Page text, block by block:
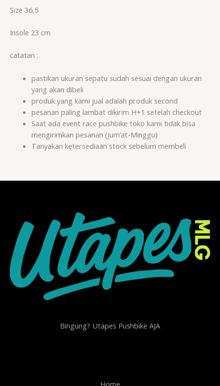
Size 36,5
Insole 23 cm
catatan :
pastikan ukuran sepatu sudah sesuai dengan ukuran
yang akan dibeli
produk yang kami jual adalah produk second
pesanan paling lambat dikirim H+1 setelah checkout
Saat ada event race pushbike toko kami tidak bisa
mengirimkan pesanan (jum’at-Minggu)
Tanyakan ketersediaan stock sebelum membeli
Bingung? Utapes Pushbike AJA
Home